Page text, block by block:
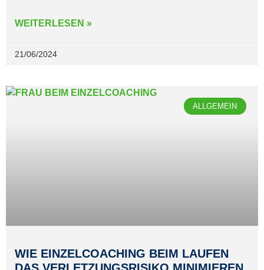
WEITERLESEN »
21/06/2024
ALLGEMEIN
WIE EINZELCOACHING BEIM LAUFEN